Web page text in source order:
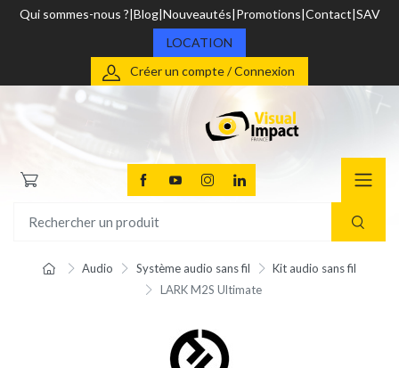
Qui sommes-nous ? Blog Nouveautés Promotions Contact SAV
LOCATION
Créer un compte / Connexion
Audio Système audio sans fil
Kit audio sans fil
LARK M2S Ultimate